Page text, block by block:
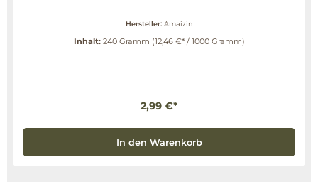
Hersteller: Amaizin
Inhalt: 240 Gramm (12,46 €* / 1000 Gramm)
2,99 €*
In den Warenkorb